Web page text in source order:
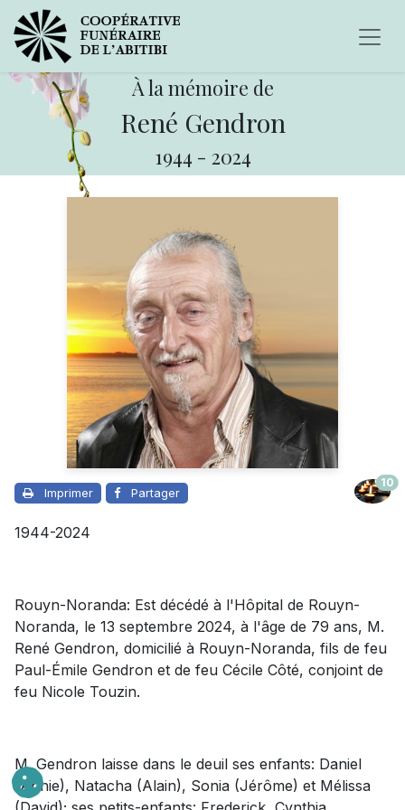
À la mémoire de
René Gendron
1944 - 2024
Imprimer Partager
10
1944-2024
Rouyn-Noranda: Est décédé à l'Hôpital de Rouyn-
Noranda, le 13 septembre 2024, à l'âge de 79 ans, M.
René Gendron, domicilié à Rouyn-Noranda, fils de feu
Paul-Émile Gendron et de feu Cécile Côté, conjoint de
feu Nicole Touzin.
M. Gendron laisse dans le deuil ses enfants: Daniel
(Annie), Natacha (Alain), Sonia (Jérôme) et Mélissa